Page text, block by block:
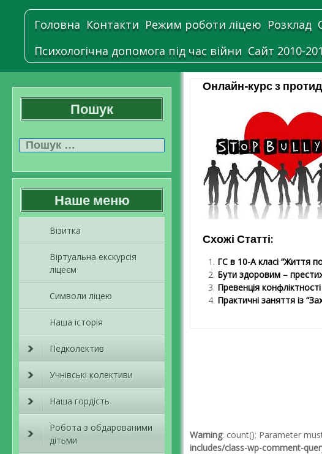
Головна Контакти Режим роботи ліцею Розклад
Психологічна допомога під час війни Сайт 2010-
Пошук
Наше меню
Візитка
Віртуальна екскурсія
ліцеєм
Символи ліцею
Наша історія
Педколектив
Учнівські колективи
Наша гордість
Робота з обдарованими
дітьми
Онлайн-курс з
Схожі Статті:
ГС в 10-А класі “Життя
Бути здоровим –
Превенція конфліктності
Практичні заняття із
Warning: count(): Parameter
includes/class-wp-comment-